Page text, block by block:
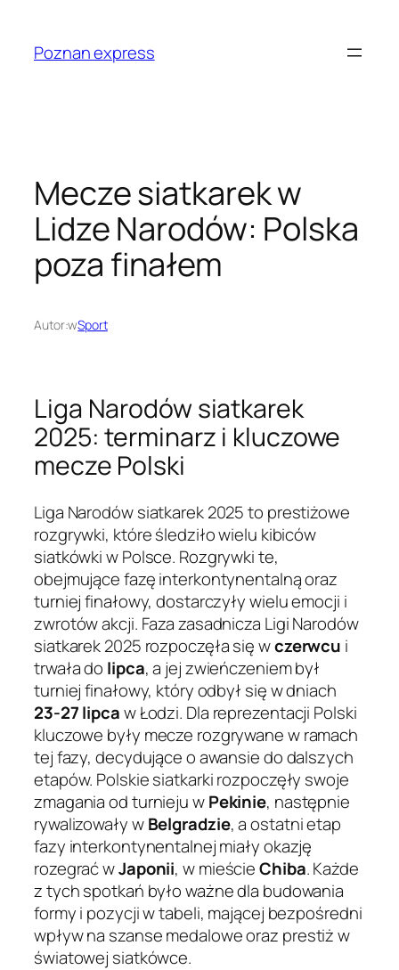
treściPoznan express
Mecze siatkarek w
Lidze Narodów: Polska
poza finałem
Autor:wSport
Liga Narodów siatkarek
2025: terminarz i kluczowe
mecze Polski
Liga Narodów siatkarek 2025 to prestiżowe
rozgrywki, które śledziło wielu kibiców
siatkówki w Polsce. Rozgrywki te,
obejmujące fazę interkontynentalną oraz
turniej finałowy, dostarczyły wielu emocji i
zwrotów akcji. Faza zasadnicza Ligi Narodów
siatkarek 2025 rozpoczęła się wczerwcu i
trwała do lipca, a jej zwieńczeniem był
turniej finałowy, który odbył się w dniach
23-27 lipcaw Łodzi. Dla reprezentacji Polski
kluczowe były mecze rozgrywane w ramach
tej fazy, decydujące o awansie do dalszych
etapów. Polskie siatkarki rozpoczęły swoje
zmagania od turnieju wPekinie, następnie
rywalizowały wBelgradzie, a ostatni etap
fazy interkontynentalnej miały okazję
rozegrać wJaponii, w mieścieChiba. Każde
z tych spotkań było ważne dla budowania
formy i pozycji w tabeli, mającej bezpośredni
wpływ na szanse medalowe oraz prestiż w
światowej siatkówce.